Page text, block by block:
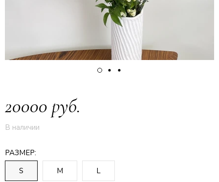
20000 руб.
В наличии
РАЗМЕР:
S
M L